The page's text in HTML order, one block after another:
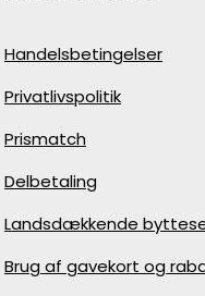
Handelsbetingelser
Privatlivspolitik
Prismatch
Delbetaling
Landsdækkende
Brug af gavekort og